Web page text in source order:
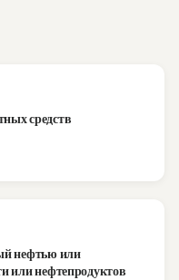
средств
нефтью или
или нефтепродуктов